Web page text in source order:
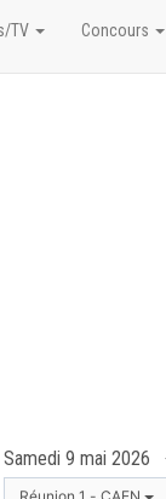
Samedi 9 mai 2026
TV Concours